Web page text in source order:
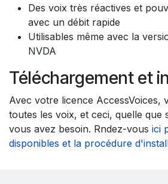
Des voix très réactives et
avec un débit rapide
Utilisables même avec la
NVDA
Téléchargement et
Avec votre licence AccessVoices,
toutes les voix, et ceci, quelle que
vous avez besoin. Rndez-vous ici
disponibles et la procédure